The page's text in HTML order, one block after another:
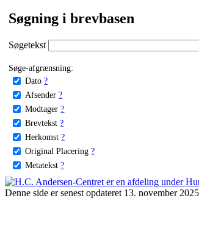
Søgning i brevbasen
Søgetekst
Søge-afgrænsning:
Dato ?
Afsender ?
Modtager ?
Brevtekst ?
Herkomst ?
Original Placering ?
Metatekst ?
Denne side er senest opdateret 13. november